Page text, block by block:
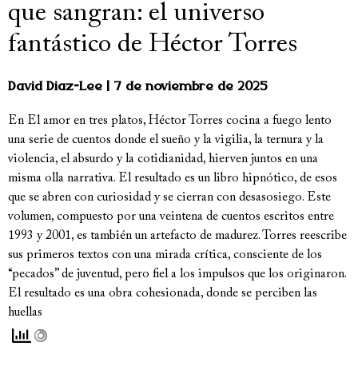
que sangran: el universo
fantástico de Héctor Torres
David Diaz-Lee 7 de noviembre de 2025
En El amor en tres platos, Héctor Torres cocina a fuego lento
una serie de cuentos donde el sueño y la vigilia, la ternura y la
violencia, el absurdo y la cotidianidad, hierven juntos en una
misma olla narrativa. El resultado es un libro hipnótico, de esos
que se abren con curiosidad y se cierran con desasosiego. Este
volumen, compuesto por una veintena de cuentos escritos entre
1993 y 2001, es también un artefacto de madurez. Torres reescribe
sus primeros textos con una mirada crítica, consciente de los
“pecados” de juventud, pero fiel a los impulsos que los originaron.
El resultado es una obra cohesionada, donde se perciben las
huellas